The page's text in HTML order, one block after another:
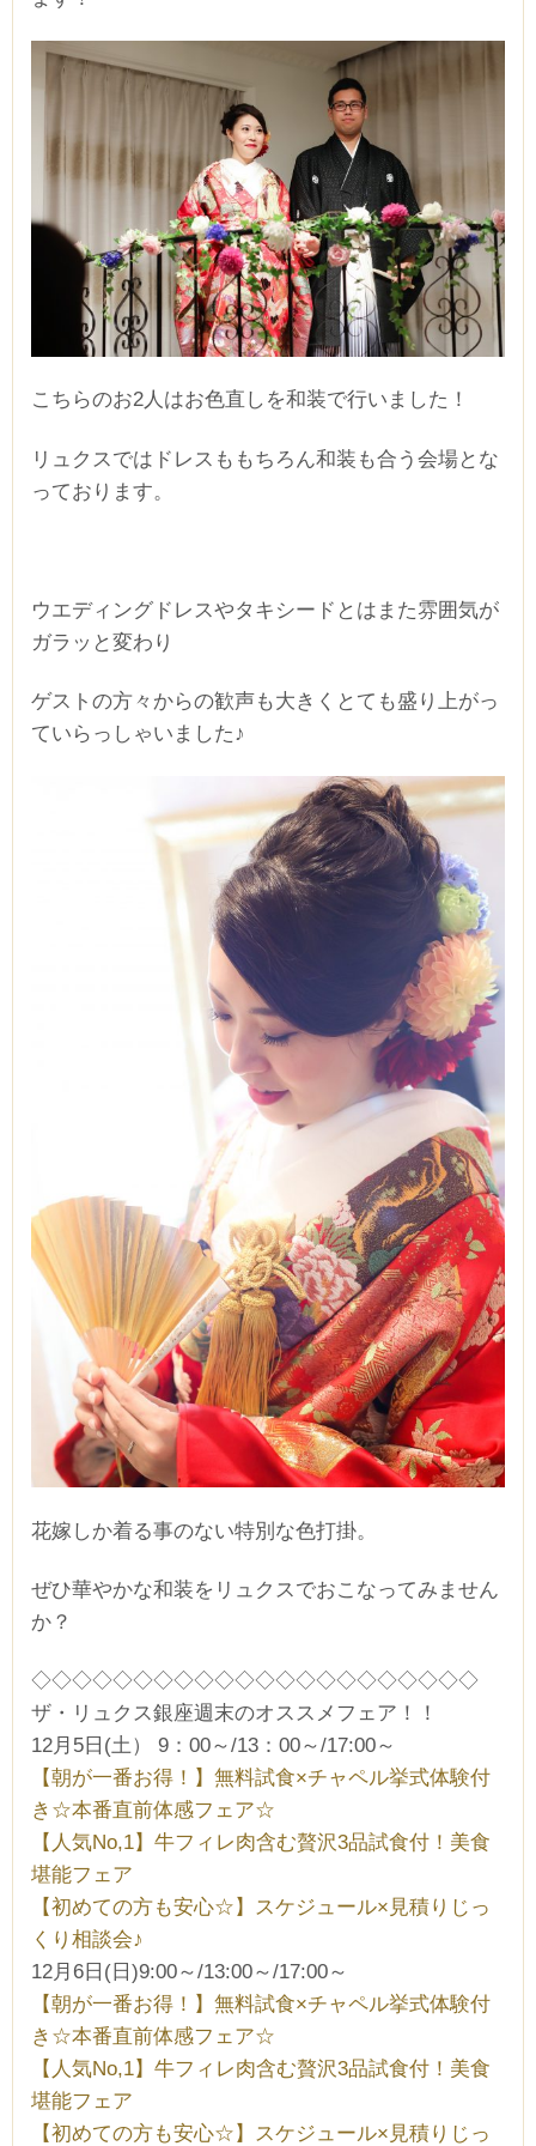
こちらのお2人はお色直しを和装で行いました！
リュクスではドレスももちろん和装も合う会場とな
っております。
ウエディングドレスやタキシードとはまた雰囲気が
ガラッと変わり
ゲストの方々からの歓声も大きくとても盛り上がっ
ていらっしゃいました♪
花嫁しか着る事のない特別な色打掛。
ぜひ華やかな和装をリュクスでおこなってみません
か？
◇◇◇◇◇◇◇◇◇◇◇◇◇◇◇◇◇◇◇◇◇◇
ザ・リュクス銀座週末のオススメフェア！！
12月5日(土） 9：00～/13：00～/17:00～
【朝が一番お得！】無料試食×チャペル挙式体験付
き☆本番直前体感フェア☆
【人気No,1】牛フィレ肉含む贅沢3品試食付！美食
堪能フェア
【初めての方も安心☆】スケジュール×見積りじっ
くり相談会♪
12月6日(日)9:00～/13:00～/17:00～
【朝が一番お得！】無料試食×チャペル挙式体験付
き☆本番直前体感フェア☆
【人気No,1】牛フィレ肉含む贅沢3品試食付！美食
堪能フェア
【初めての方も安心☆】スケジュール×見積りじっ